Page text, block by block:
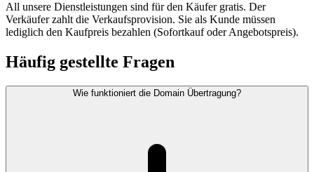
All unsere Dienstleistungen sind für den Käufer gratis. Der
Verkäufer zahlt die Verkaufsprovision. Sie als Kunde müssen
lediglich den Kaufpreis bezahlen (Sofortkauf oder Angebotspreis).
Häufig gestellte Fragen
Wie funktioniert die Domain Übertragung?